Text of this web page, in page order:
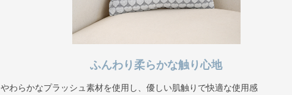
ふんわり柔らかな触り心地
やわらかなプラッシュ素材を使用し、優しい肌触りで快適な使用感